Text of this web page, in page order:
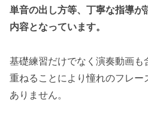
単音の出し方等、丁寧な指導
内容となっています。
基礎練習だけでなく演奏動画
重ねることにより憧れのフレ
ありません。